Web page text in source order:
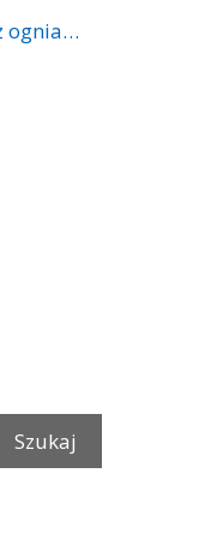
ognia…
Szukaj